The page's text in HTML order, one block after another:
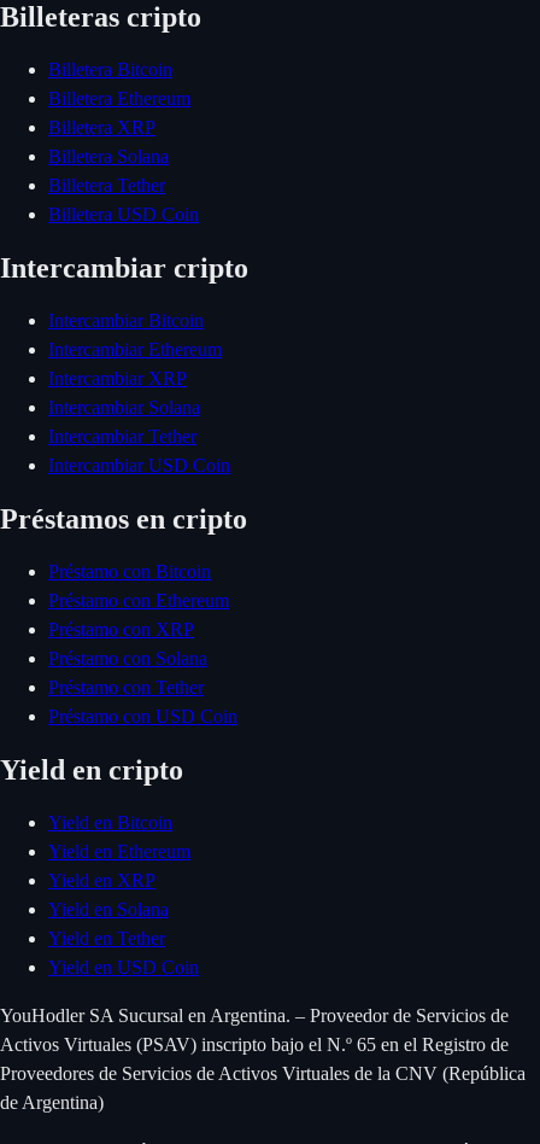
Billeteras cripto
Billetera Bitcoin
Billetera Ethereum
Billetera XRP
Billetera Solana
Billetera Tether
Billetera USD Coin
Intercambiar cripto
Intercambiar Bitcoin
Intercambiar Ethereum
Intercambiar XRP
Intercambiar Solana
Intercambiar Tether
Intercambiar USD Coin
Préstamos en cripto
Préstamo con Bitcoin
Préstamo con Ethereum
Préstamo con XRP
Préstamo con Solana
Préstamo con Tether
Préstamo con USD Coin
Yield en cripto
Yield en Bitcoin
Yield en Ethereum
Yield en XRP
Yield en Solana
Yield en Tether
Yield en USD Coin
YouHodler SA Sucursal en Argentina. – Proveedor de Servicios de
Activos Virtuales (PSAV) inscripto bajo el N.º 65 en el Registro de
Proveedores de Servicios de Activos Virtuales de la CNV (República
de Argentina)